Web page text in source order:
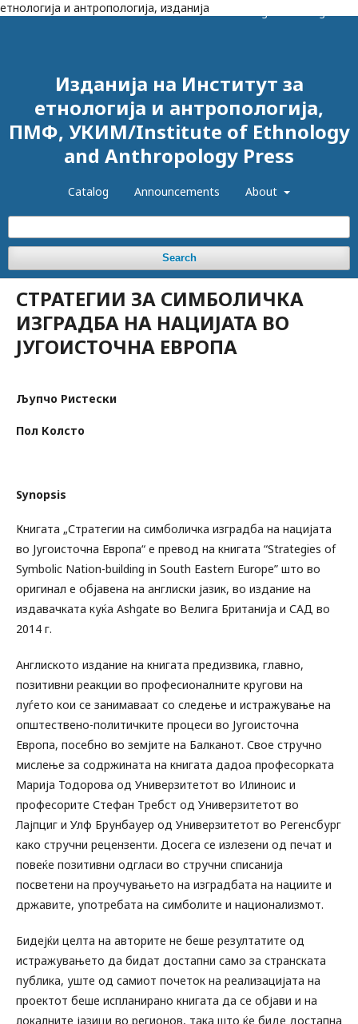
етнологија и антропологија, изданија
Изданија на Институт за
етнологија и антропологија,
ПМФ, УКИМ/Institute of Ethnology
and Anthropology Press
Catalog Announcements About
Search
СТРАТЕГИИ ЗА СИМБОЛИЧКА
ИЗГРАДБА НА НАЦИЈАТА ВО
ЈУГОИСТОЧНА ЕВРОПА
Љупчо Ристески
Пол Колсто
Synopsis
Книгата „Стратегии на симболичка изградба на нацијата
во Југоисточна Европа“ е превод на книгата “Strategies of
Symbolic Nation-building in South Eastern Europe” што во
оригинал е објавена на англиски јазик, во издание на
издавачката куќа Ashgate во Велига Британија и САД во
2014 г.
Англиското издание на книгата предизвика, главно,
позитивни реакции во професионалните кругови на
луѓето кои се занимаваат со следење и истражување на
општествено-политичките процеси во Југоисточна
Европа, посебно во земјите на Балканот. Свое стручно
мислење за содржината на книгата дадоа професорката
Марија Тодорова од Универзитетот во Илиноис и
професорите Стефан Требст од Универзитетот во
Лајпциг и Улф Брунбауер од Универзитетот во Регенсбург
како стручни рецензенти. Досега се излезени од печат и
повеќе позитивни одгласи во стручни списанија
посветени на проучувањето на изградбата на нациите и
државите, употребата на симболите и национализмот.
Бидејќи целта на авторите не беше резултатите од
истражувањето да бидат достапни само за странската
публика, уште од самиот почеток на реализацијата на
проектот беше испланирано книгата да се објави и на
локалните јазици во регионов, така што ќе биде достапна